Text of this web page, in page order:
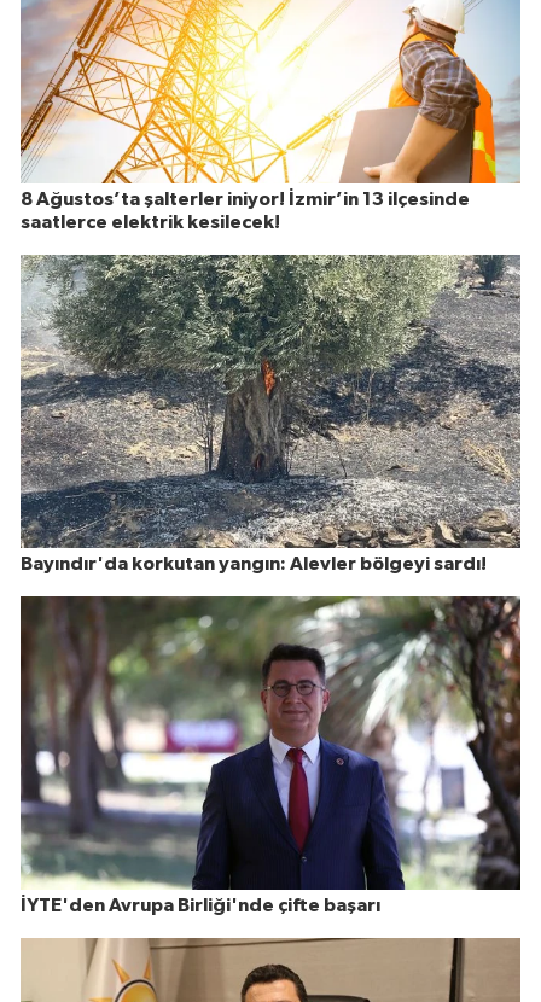
8 Ağustos’ta şalterler iniyor! İzmir’in 13 ilçesinde
saatlerce elektrik kesilecek!
Bayındır'da korkutan yangın: Alevler bölgeyi sardı!
İYTE'den Avrupa Birliği'nde çifte başarı